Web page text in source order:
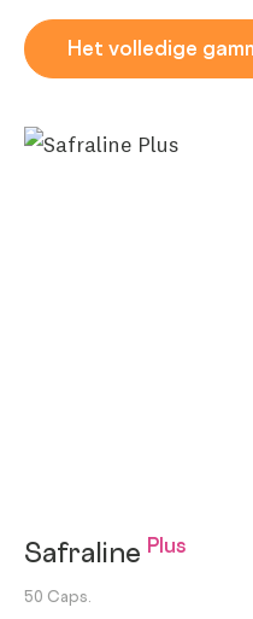
Het volledige
Safraline Plus
50 Caps.